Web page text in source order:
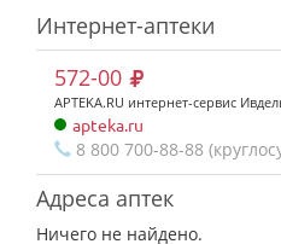
Интернет-аптеки
572-00
APTEKA.RU интернет-сервис
apteka.ru
8 800 700-88-88
Адреса аптек
Ничего не найдено.